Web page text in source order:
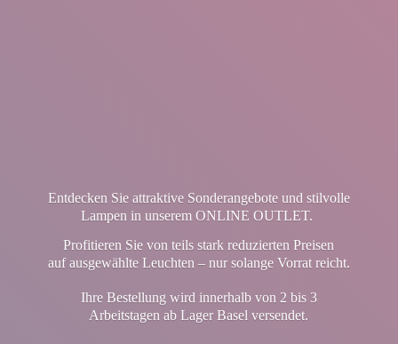
Entdecken Sie attraktive Sonderangebote und stilvolle
Lampen in unserem ONLINE OUTLET.
Profitieren Sie von teils stark reduzierten Preisen
auf ausgewählte Leuchten – nur solange Vorrat reicht.
Ihre Bestellung wird innerhalb von 2 bis 3
Arbeitstagen ab LagerBasel versendet.